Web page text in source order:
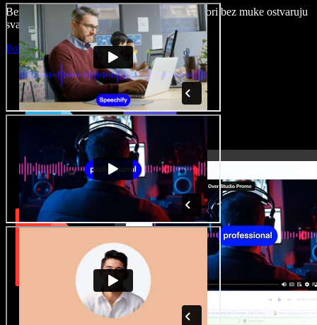
Bez učenja i sve dostupno u pregledniku, autori bez muke ostvaruju
svaku kreativnu ideju.
Pokreni Studio